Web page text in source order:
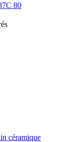
80
céramique